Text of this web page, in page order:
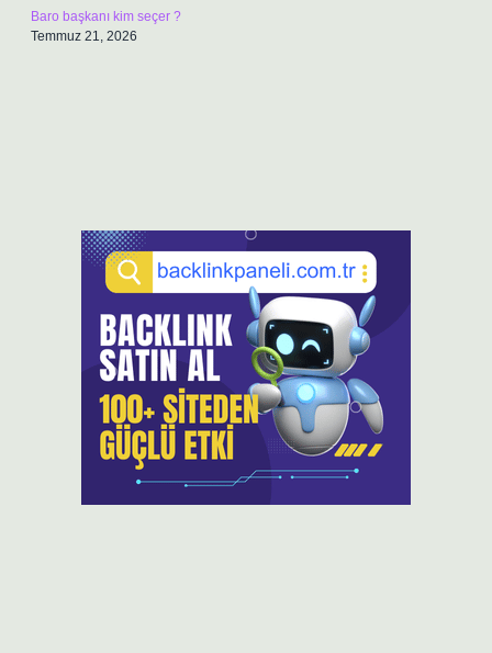
Baro başkanı kim seçer ?
Temmuz 21, 2026